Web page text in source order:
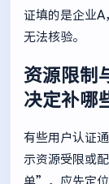
证填的是企业A
无法核验。
资源限制
决定补哪
有些用户认证
示资源受限或
单”，应先定位